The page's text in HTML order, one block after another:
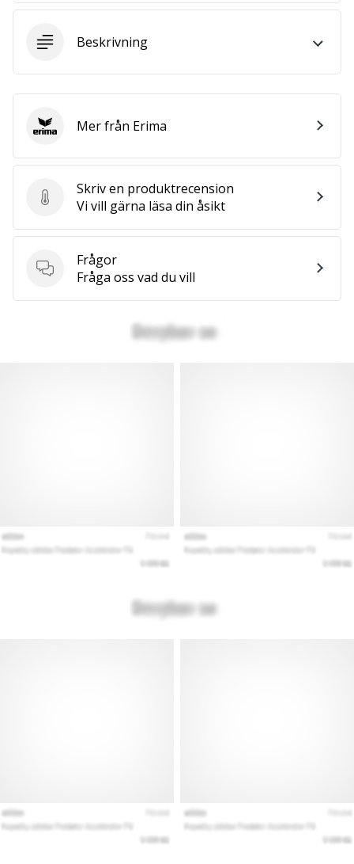
Beskrivning
Skriv en produktrecension
Skriv en produktrecension
Vi vill gärna läsa din åsikt
Frågor
Frågor
Fråga oss vad du vill
ErimaMer från Erima